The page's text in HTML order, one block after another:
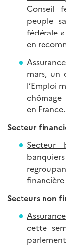
Conseil
peuple
fédérale «
en
mars, un
l’Emploi
chômage
en France.
Secteur
Secteur
Secteurs non
cette